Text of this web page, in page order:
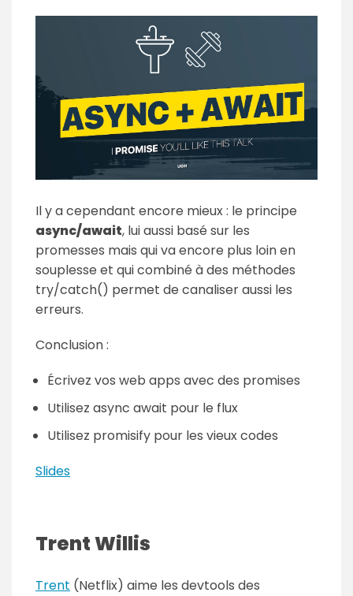
Il y a cependant encore mieux : le principe
async/await, lui aussi basé sur les
promesses mais qui va encore plus loin en
souplesse et qui combiné à des méthodes
try/catch() permet de canaliser aussi les
erreurs.
Conclusion :
Écrivez vos web apps avec des promises
Utilisez async await pour le flux
Utilisez promisify pour les vieux codes
Slides
Trent Willis
Trent (Netflix) aime les devtools des